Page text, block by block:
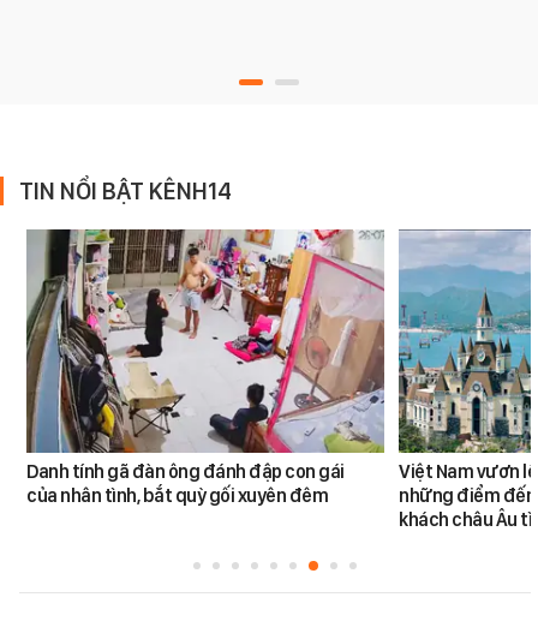
TIN NỔI BẬT KÊNH14
Danh tính gã đàn ông đánh đập con gái
của nhân tình, bắt quỳ gối xuyên đêm
Việt Nam vươn
những điểm
khách châu Âu